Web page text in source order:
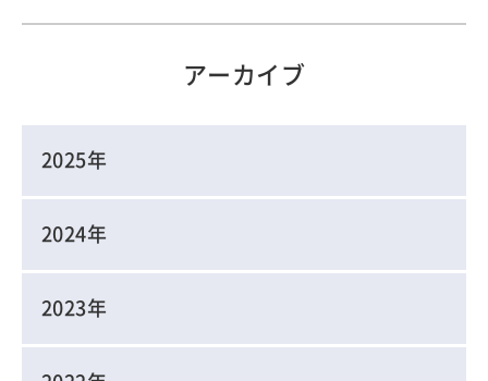
アーカイブ
2025年
2024年
2023年